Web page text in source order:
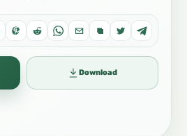
Download